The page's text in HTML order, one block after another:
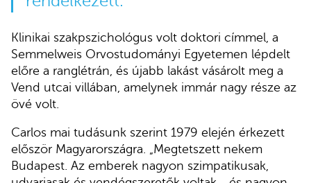
Klinikai szakpszichológus volt doktori címmel, a
Semmelweis Orvostudományi Egyetemen lépdelt
előre a ranglétrán, és újabb lakást vásárolt meg a
Vend utcai villában, amelynek immár nagy része az
övé volt.
Carlos mai tudásunk szerint 1979 elején érkezett
először Magyarországra. „Megtetszett nekem
Budapest. Az emberek nagyon szimpatikusak,